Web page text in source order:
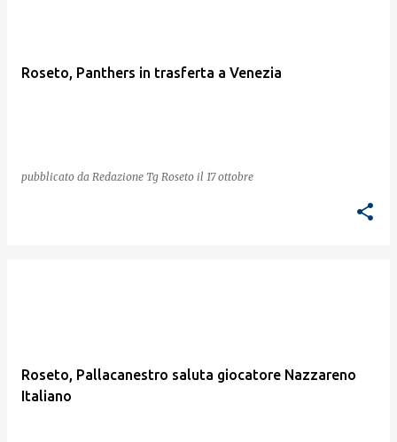
Roseto, Panthers in trasferta a Venezia
pubblicato da Redazione Tg Roseto il 17 ottobre
Roseto, Pallacanestro saluta giocatore Nazzareno
Italiano